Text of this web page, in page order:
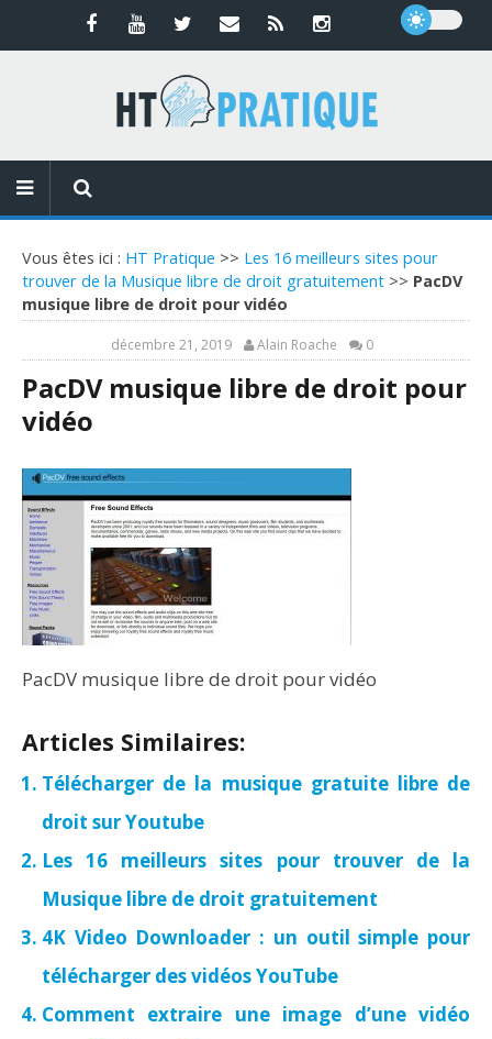
Vous êtes ici : HT Pratique >> Les 16 meilleurs sites pour
trouver de la Musique libre de droit gratuitement >> PacDV
musique libre de droit pour vidéo
décembre 21, 2019 Alain Roache 0
PacDV musique libre de droit pour
vidéo
PacDV musique libre de droit pour vidéo
Articles Similaires:
Télécharger de la musique gratuite libre de
droit sur Youtube
Les 16 meilleurs sites pour trouver de la
Musique libre de droit gratuitement
4K Video Downloader : un outil simple pour
télécharger des vidéos YouTube
Comment extraire une image d’une vidéo